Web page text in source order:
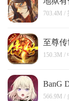
新版
703.4M /
至尊传
150.3M /
BanG
新版
566.9M /